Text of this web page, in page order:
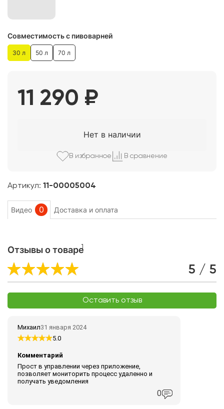
Совместимость с пивоварней
30 л 50 л 70 л
Артикул: 11-00005004
11 290 ₽
Нет в наличии
В избранное В сравнение
Видео 0 Доставка и оплата
Отзывы о товаре
1
5 / 5
Оставить отзыв
Михаил31 января 2024
5.0
Комментарий
Прост в управлении через приложение,
позволяет мониторить процесс удаленно и
получать уведомления
0